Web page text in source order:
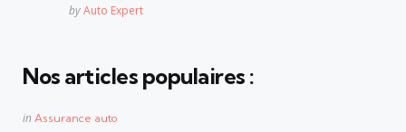
Posted
byAuto Expert
Nos articles populaires :
Posted
in Assurance auto